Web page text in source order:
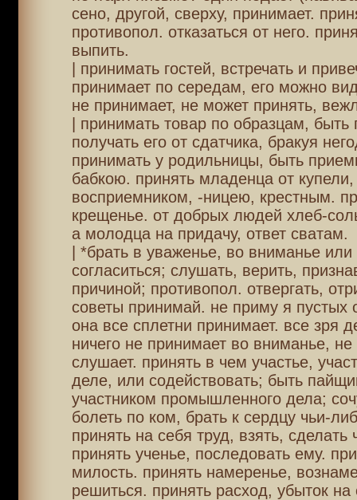
сено, другой, сверху, принимает.
противопол. отказаться от него.
выпить.
| принимать гостей, встречать и
принимает по середам, его можно
не принимает, не может принять,
| принимать товар по образцам,
получать его от сдатчика, бракуя
принимать у родильницы, быть
бабкою. принять младенца от
восприемником, -ницею, крестным.
крещенье. от добрых людей хлеб-
а молодца на придачу, ответ сватам.
| *брать в уваженье, во вниманье или
согласиться; слушать, верить,
причиной; противопол. отвергать,
советы принимай. не приму я пустых
она все сплетни принимает. все зря
ничего не принимает во вниманье, не
слушает. принять в чем участье,
деле, или содействовать; быть
участником промышленного дела;
болеть по ком, брать к сердцу чьи-
принять на себя труд, взять, сделать
принять ученье, последовать ему.
милость. принять намеренье,
решиться. принять расход, убыток на